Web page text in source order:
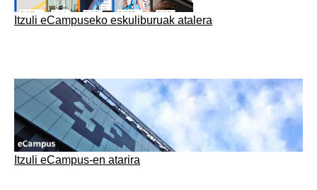
Itzuli eCampuseko eskuliburuak atalera
Itzuli eCampus-en atarira